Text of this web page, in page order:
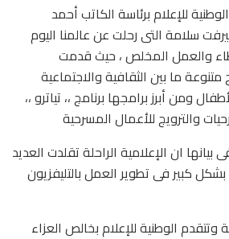
للإعلام برئاسة الكاتب أحمد
سلامة التى رحلت عن عالمنا اليوم
والعمل المخلص ، حيث قدمت
ما بين الثقافية والاجتماعية
ومن أبرز برامجها برنامج ،، تياترو ،،
والترويج للأعمال المسرحية
بيانها ان الإعلامية الراحلة تقلدت العديد
كبير فى تطوير العمل بالتليفزيون
وتتقدم الوطنية للإعلام بخالص العزاء